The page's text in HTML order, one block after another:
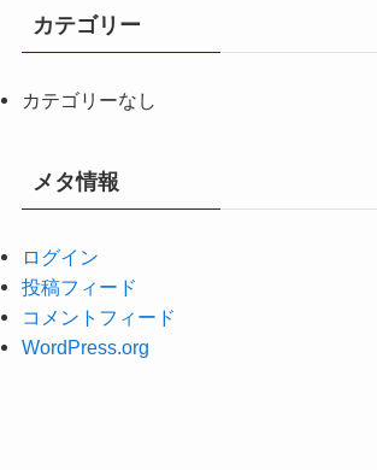
カテゴリー
カテゴリーなし
メタ情報
ログイン
投稿フィード
コメントフィード
WordPress.org